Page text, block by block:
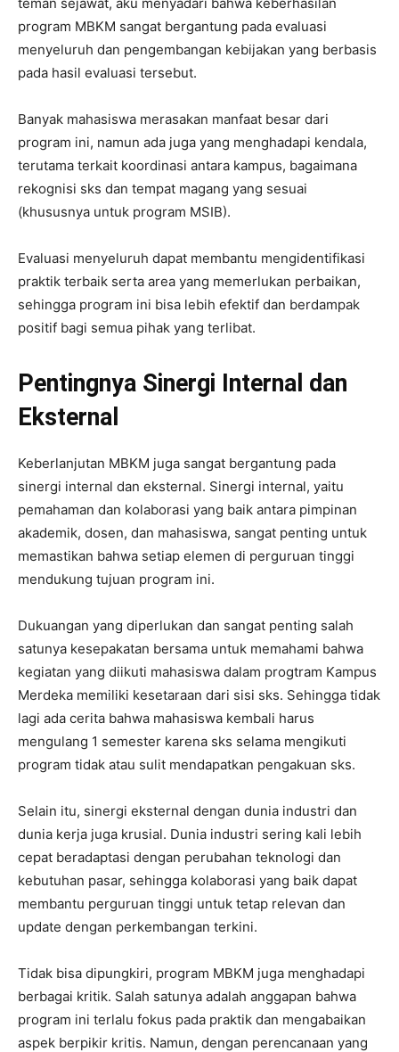
program MBKM sangat bergantung pada evaluasi
menyeluruh dan pengembangan kebijakan yang berbasis
pada hasil evaluasi tersebut.
Banyak mahasiswa merasakan manfaat besar dari
program ini, namun ada juga yang menghadapi kendala,
terutama terkait koordinasi antara kampus, bagaimana
rekognisi sks dan tempat magang yang sesuai
(khususnya untuk program MSIB).
Evaluasi menyeluruh dapat membantu mengidentifikasi
praktik terbaik serta area yang memerlukan perbaikan,
sehingga program ini bisa lebih efektif dan berdampak
positif bagi semua pihak yang terlibat.
Pentingnya Sinergi Internal dan
Eksternal
Keberlanjutan MBKM juga sangat bergantung pada
sinergi internal dan eksternal. Sinergi internal, yaitu
pemahaman dan kolaborasi yang baik antara pimpinan
akademik, dosen, dan mahasiswa, sangat penting untuk
memastikan bahwa setiap elemen di perguruan tinggi
mendukung tujuan program ini.
Dukuangan yang diperlukan dan sangat penting salah
satunya kesepakatan bersama untuk memahami bahwa
kegiatan yang diikuti mahasiswa dalam progtram Kampus
Merdeka memiliki kesetaraan dari sisi sks. Sehingga tidak
lagi ada cerita bahwa mahasiswa kembali harus
mengulang 1 semester karena sks selama mengikuti
program tidak atau sulit mendapatkan pengakuan sks.
Selain itu, sinergi eksternal dengan dunia industri dan
dunia kerja juga krusial. Dunia industri sering kali lebih
cepat beradaptasi dengan perubahan teknologi dan
kebutuhan pasar, sehingga kolaborasi yang baik dapat
membantu perguruan tinggi untuk tetap relevan dan
update dengan perkembangan terkini.
Tidak bisa dipungkiri, program MBKM juga menghadapi
berbagai kritik. Salah satunya adalah anggapan bahwa
program ini terlalu fokus pada praktik dan mengabaikan
aspek berpikir kritis. Namun, dengan perencanaan yang